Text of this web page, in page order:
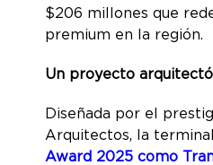
$206 millones que
premium en la región.
Un proyecto
Diseñada por el
Arquitectos, la
Award 2025 como